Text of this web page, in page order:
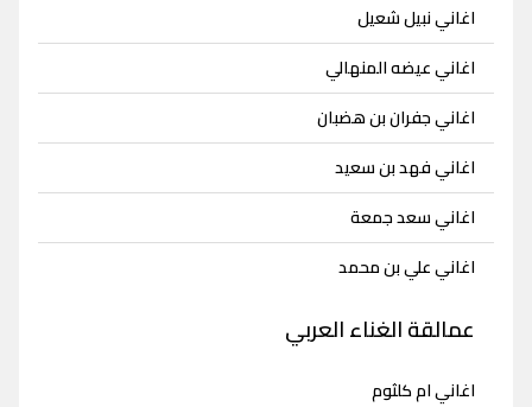
اغاني نبيل شعيل
اغاني عيضه المنهالي
اغاني جفران بن هضبان
اغاني فهد بن سعيد
اغاني سعد جمعة
اغاني علي بن محمد
عمالقة الغناء العربي
اغاني ام كلثوم